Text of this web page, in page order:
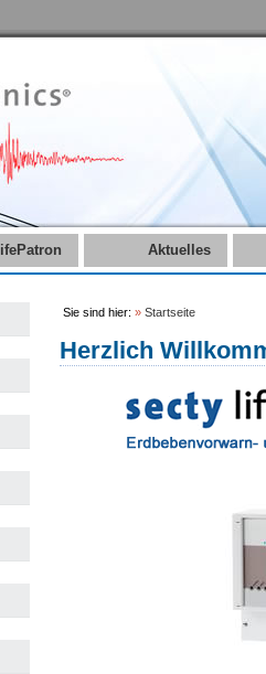
lifePatron Aktuelles
Sie sind hier: » Startseite
Herzlich